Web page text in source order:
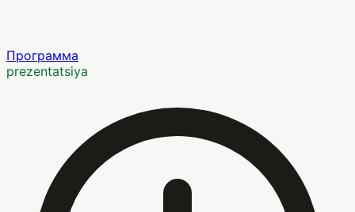
Программа
prezentatsiya